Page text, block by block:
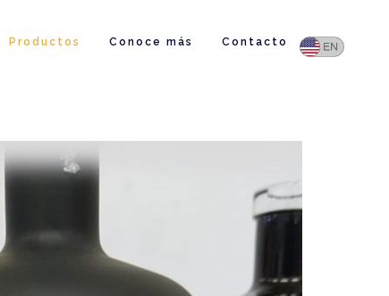
Productos Conoce más Contacto